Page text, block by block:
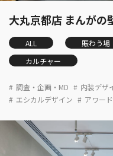
大丸京都店 まんがの
ALL 賑わう場
カルチャー
調査・企画・MD 内装デザ
エシカルデザイン
アワー